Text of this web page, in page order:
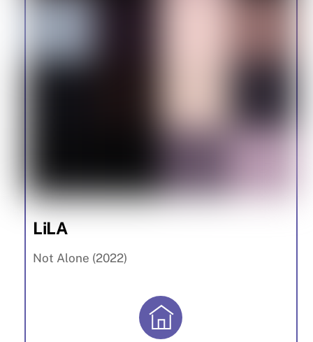
LiLA
Not Alone (2022)